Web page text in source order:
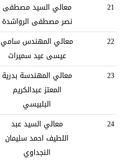
21
معالي السيد مصطفى
نصر مصطفى الرواشدة
22
معالي المهندس سامي
عيسى عيد سميرات
23
معالي المهندسة بدرية
المعتز عبدالكريم
البلبيسي
24
معالي السيد عبد
اللطيف احمد سليمان
النجداوي